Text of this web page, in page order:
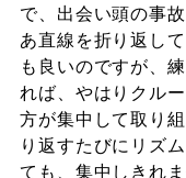
で、出会い頭の事
あ直線を折り返し
も良いのですが、
れば、やはりクル
方が集中して取り
り返すたびにリズ
ても、集中しきれ